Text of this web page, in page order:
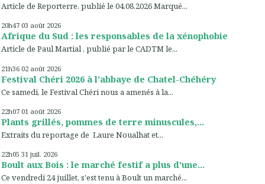
Article de Reporterre, publié le 04.08.2026 Marqué...
20h47 03 août 2026
Afrique du Sud : les responsables de la xénophobie
Article de Paul Martial , publié par le CADTM le...
21h36 02 août 2026
Festival Chéri 2026 à l'abbaye de Chatel-Chéhéry
Ce samedi, le Festival Chéri nous a amenés à la...
22h07 01 août 2026
Plants grillés, pommes de terre minuscules,...
Extraits du reportage de Laure Noualhat et...
22h05 31 juil. 2026
Boult aux Bois : le marché festif a plus d'une...
Ce vendredi 24 juillet, s'est tenu à Boult un marché...